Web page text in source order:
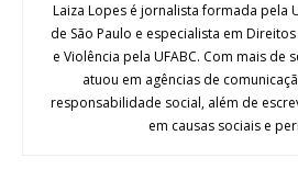
Laiza Lopes é jornalista formada pela
de São Paulo e especialista em
e Violência pela UFABC. Com mais de
atuou em agências de
responsabilidade social, além de
em causas sociais e